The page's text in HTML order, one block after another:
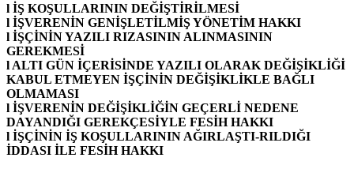
l İŞ KOŞULLARININ DEĞİŞTİRİLMESİ
l İŞVERENİN GENİŞLETİLMİŞ YÖNETİM HAKKI
l İŞÇİNİN YAZILI RIZASININ ALINMASININ
GEREKMESİ
l ALTI GÜN İÇERİSİNDE YAZILI OLARAK DEĞİŞİKLİĞİ
KABUL ETMEYEN İŞÇİNİN DEĞİŞİKLİKLE BAĞLI
OLMAMASI
l İŞVERENİN DEĞİŞİKLİĞİN GEÇERLİ NEDENE
DAYANDIĞI GEREKÇESİYLE FESİH HAKKI
l İŞÇİNİN İŞ KOŞULLARININ AĞIRLAŞTI-RILDIĞI
İDDASI İLE FESİH HAKKI